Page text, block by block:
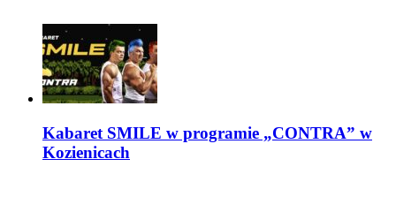
Kabaret SMILE w programie „CONTRA” w
Kozienicach